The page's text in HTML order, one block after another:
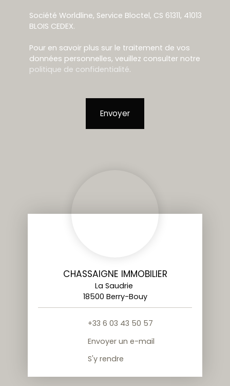
Société Worldline, Service Bloctel, CS 61311, 41013
BLOIS CEDEX.
Pour en savoir plus sur le traitement de vos
données personnelles, veuillez consulter notre
politique de confidentialité.
Envoyer
CHASSAIGNE IMMOBILIER
La Saudrie
18500 Berry-Bouy
+33 6 03 43 50 57
Envoyer un e-mail
S'y rendre